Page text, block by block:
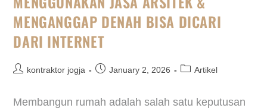
MENGANGGAP DENAH BISA DICARI
DARI INTERNET
kontraktor jogja January 2, 2026 Artikel
Membangun rumah adalah salah satu keputusan